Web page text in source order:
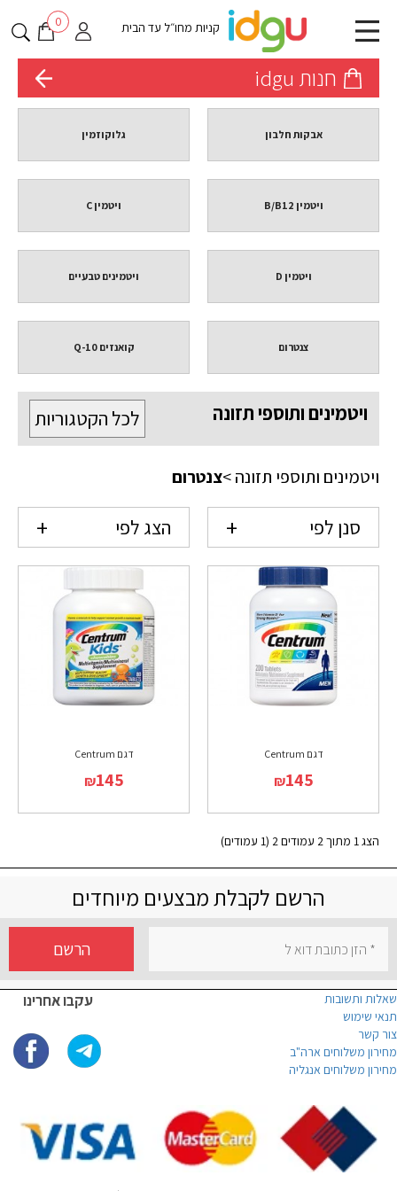
קניות מחו״ל עד הבית 0
חנות idgu
אבקות חלבון גלוקוזמין
ויטמין B/B12 ויטמין C
ויטמין D ויטמינים טבעיים
צנטרום קואנזים Q-10
לכל הקטגוריות ויטמינים ותוספי תזונה
ויטמינים ותוספי תזונה>צנטרום
סנן לפי הצג לפי
דגם Centrum
₪145
דגם Centrum
₪145
הצג 1 מתוך 2 עמודים 2 (1 עמודים)
הרשם לקבלת מבצעים מיוחדים
הרשם
עקבו אחרינו
שאלות ותשובות
תנאי שימוש
צור קשר
מחירון משלוחים ארה"ב
מחירון משלוחים אנגליה